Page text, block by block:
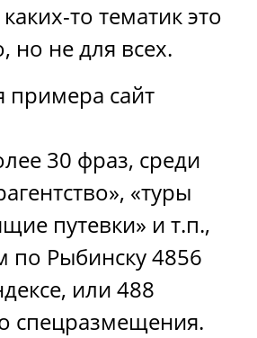
то тематик это
но не для всех.
примера сайт
30 фраз, среди
«туры
путевки» и т.п.,
по Рыбинску 4856
или 488
спецразмещения.